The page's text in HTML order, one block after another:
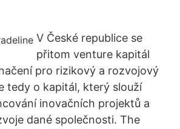
V České republice se
přitom venture kapitál
pro rizikový a rozvojový
tedy o kapitál, který slouží
inovačních projektů a
dané společnosti. The